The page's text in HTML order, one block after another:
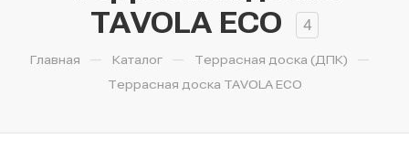
TAVOLA ECO
4
Главная — Каталог — Террасная доска (ДПК) —
Террасная доска TAVOLA ECO